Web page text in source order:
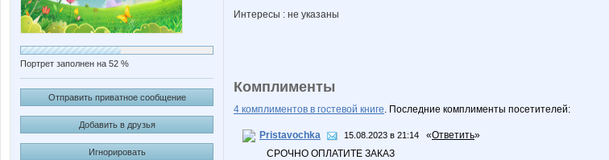
Портрет заполнен на 52 %
Отправить приватное сообщение
Добавить в друзья
Игнорировать
Интересы : не указаны
Комплименты
4 комплиментов в гостевой книге. Последние комплименты посетителей:
Pristavochka 15.08.2023 в 21:14 «Ответить»
СРОЧНО ОПЛАТИТЕ ЗАКАЗ